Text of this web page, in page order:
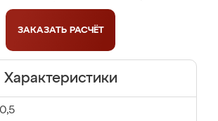
ЗАКАЗАТЬ РАСЧЁТ
Характеристики